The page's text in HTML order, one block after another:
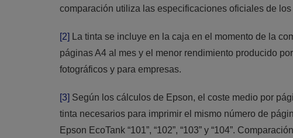
comparación utiliza las especificaciones oficiales de los
[2]
La tinta se incluye en la caja en el momento de la
páginas A4 al mes y el menor rendimiento producido
fotográficos y para empresas.
[3] Según los cálculos de Epson, el coste medio por
tinta necesarios para imprimir el mismo número de
Epson EcoTank “101”, “102”, “103” y “104”.